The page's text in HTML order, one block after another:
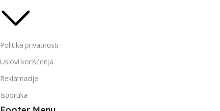
Politika privatnosti
Uslovi korišćenja
Reklamacije
Isporuka